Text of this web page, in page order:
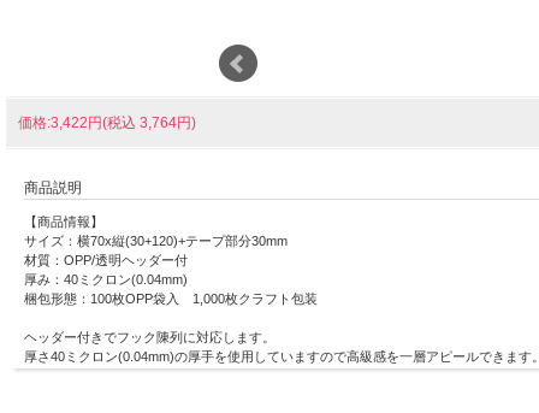
価格:3,422円(税込 3,764円)
商品説明
【商品情報】
サイズ：横70x縦(30+120)+テープ部分30mm
材質：OPP/透明ヘッダー付
厚み：40ミクロン(0.04mm)
梱包形態：100枚OPP袋入 1,000枚クラフト包装
ヘッダー付きでフック陳列に対応します。
厚さ40ミクロン(0.04mm)の厚手を使用していますので高級感を一層アピールできます。